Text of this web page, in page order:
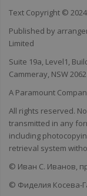
Text Copyright ©
Published by
Limited
Suite 19a, Level1,
Cammeray, NSW 2062
A Paramount
All rights reserved.
transmitted in any
including
retrieval system
© Иван С. Иванов,
© Фиделия Косева-